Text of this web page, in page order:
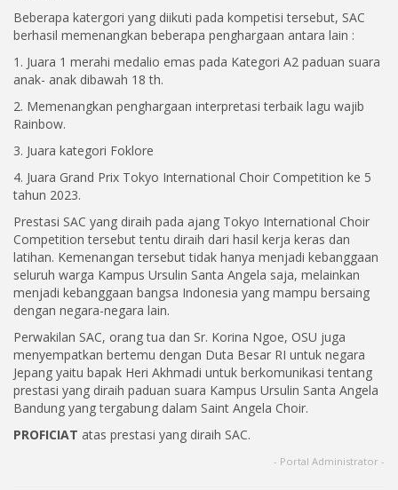
Beberapa katergori yang diikuti pada kompetisi tersebut, SAC
berhasil memenangkan beberapa penghargaan antara lain :
1. Juara 1 merahi medalio emas pada Kategori A2 paduan suara
anak- anak dibawah 18 th.
2. Memenangkan penghargaan interpretasi terbaik lagu wajib
Rainbow.
3. Juara kategori Foklore
4. Juara Grand Prix Tokyo International Choir Competition ke 5
tahun 2023.
Prestasi SAC yang diraih pada ajang Tokyo International Choir
Competition tersebut tentu diraih dari hasil kerja keras dan
latihan. Kemenangan tersebut tidak hanya menjadi kebanggaan
seluruh warga Kampus Ursulin Santa Angela saja, melainkan
menjadi kebanggaan bangsa Indonesia yang mampu bersaing
dengan negara-negara lain.
Perwakilan SAC, orang tua dan Sr. Korina Ngoe, OSU juga
menyempatkan bertemu dengan Duta Besar RI untuk negara
Jepang yaitu bapak Heri Akhmadi untuk berkomunikasi tentang
prestasi yang diraih paduan suara Kampus Ursulin Santa Angela
Bandung yang tergabung dalam Saint Angela Choir.
PROFICIAT atas prestasi yang diraih SAC.
- Portal Administrator -